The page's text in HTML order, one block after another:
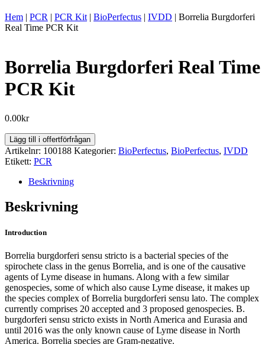
Hem | PCR | PCR Kit | BioPerfectus | IVDD | Borrelia Burgdorferi
Real Time PCR Kit
Borrelia Burgdorferi Real Time
PCR Kit
0.00kr
Borrelia
Burgdorferi
Real
PCR
mängd
Lägg till i offertförfrågan
Artikelnr: 100188 Kategorier: BioPerfectus, BioPerfectus, IVDD
Etikett: PCR
Beskrivning
Beskrivning
Introduction
Borrelia burgdorferi sensu stricto is a bacterial species of the
spirochete class in the genus Borrelia, and is one of the causative
agents of Lyme disease in humans. Along with a few similar
genospecies, some of which also cause Lyme disease, it makes up
the species complex of Borrelia burgdorferi sensu lato. The complex
currently comprises 20 accepted and 3 proposed genospecies. B.
burgdorferi sensu stricto exists in North America and Eurasia and
until 2016 was the only known cause of Lyme disease in North
America. Borrelia species are Gram-negative.